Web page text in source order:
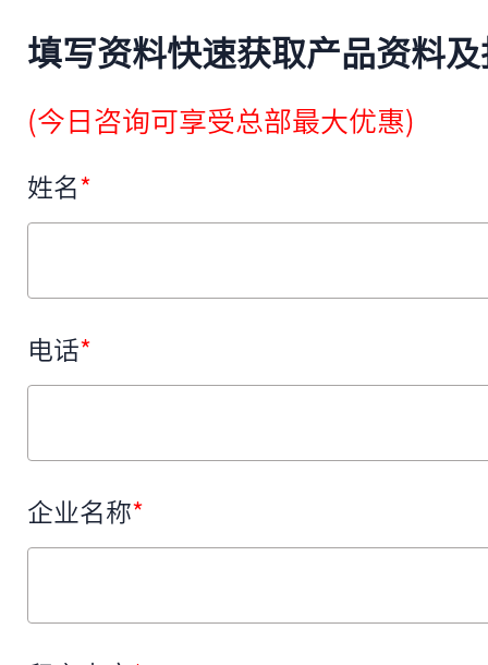
填写资料快速获取产品资料
(今日咨询可享受总部最大优惠)
姓名*
电话*
企业名称*